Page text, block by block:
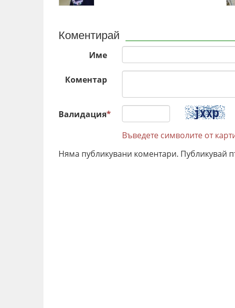
Коментирай
Име
Коментар
Валидация*
Въведете символите от
Няма публикувани коментари. Публикувай